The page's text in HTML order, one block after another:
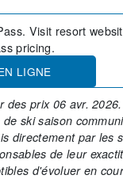
Visit resort
pricing.
LIGNE
des prix 06 avr.
ski saison
directement par les
de leur
d'évoluer en